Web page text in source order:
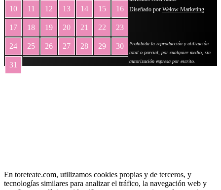
10 11 12 13 14 15 16
17 18 19 20 21 22 23
24 25 26 27 28 29 30
31
Diseñado por Welow Marketing
Prohibida la reproducción y utilización
total o parcial, por cualquier medio, sin
autorización expresa por escrito.
En toreteate.com, utilizamos cookies propias y de terceros, y
tecnologías similares para analizar el tráfico, la navegación web y